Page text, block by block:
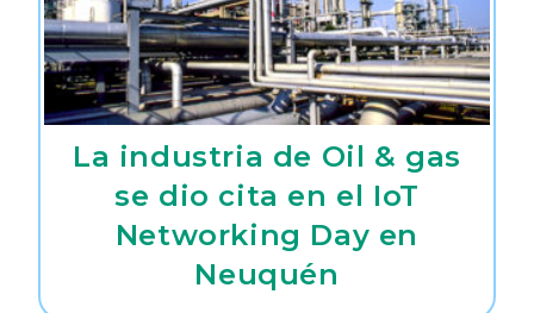
La industria de Oil & gas
se dio cita en el IoT
Networking Day en
Neuquén